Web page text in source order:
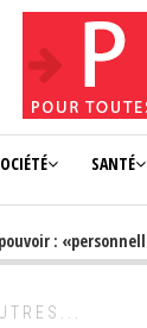
SANTÉ
: